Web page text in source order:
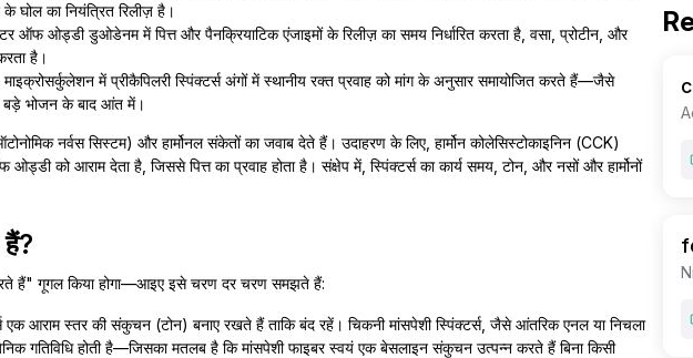
का नियंत्रित रिलीज़ है।
ऑफ ओड्डी डुओडेनम में पित्त और पैनक्रियाटिक एंजाइमों के रिलीज़ का समय निर्धारित करता है, वसा, प्रोटीन, और
है।
में प्रीकैपिलरी स्पिंक्टर्स अंगों में स्थानीय रक्त प्रवाह को मांग के अनुसार समायोजित करते हैं—जैसे
बड़े भोजन के बाद आंत में।
नर्वस सिस्टम) और हार्मोनल संकेतों का जवाब देते हैं। उदाहरण के लिए, हार्मोन कोलेसिस्टोकाइनिन (CCK)
ओड्डी को आराम देता है, जिससे पित्त का प्रवाह होता है। संक्षेप में, स्पिंक्टर्स का कार्य समय, टोन, और नसों और हार्मोनों
हैं" गूगल किया होगा—आइए इसे चरण दर चरण समझते हैं:
एक आराम स्तर की संकुचन (टोन) बनाए रखते हैं ताकि बंद रहें। चिकनी मांसपेशी स्पिंक्टर्स, जैसे आंतरिक एनल या निचला
गतिविधि होती है—जिसका मतलब है कि मांसपेशी फाइबर स्वयं एक बेसलाइन संकुचन उत्पन्न करते हैं बिना किसी